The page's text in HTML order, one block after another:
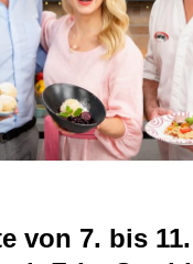
von 7. bis 11.